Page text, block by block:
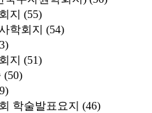
지 (55)
학회지 (54)
지 (51)
(50)
학술발표요지 (46)